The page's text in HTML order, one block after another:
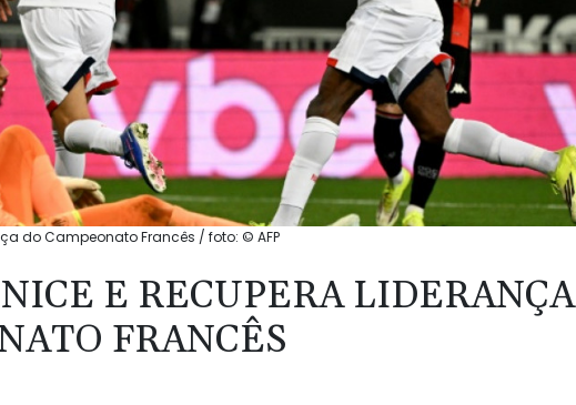
do Campeonato Francês / foto: © AFP
E RECUPERA LIDERANÇA
FRANCÊS